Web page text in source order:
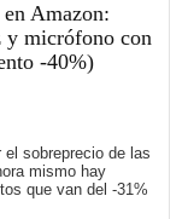
Amazon:
y micrófono con
-40%)
sobreprecio de las
mismo hay
que van del -31%